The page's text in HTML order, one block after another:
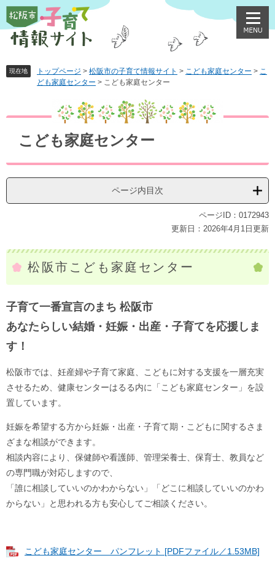
ペ
ジ
メ
ュ
現在地 トップページ > 松阪市の子育て情報サイト > こども家庭センター > こ
ども家庭センター > こども家庭センター
文
こども家庭センター
ページ内目次
ページID：0172943
更新日：2026年4月1日更新
松阪市こども家庭センター
子育て一番宣言のまち 松阪市
あなたらしい結婚・妊娠・出産・子育てを応援しま
す！
松阪市では、妊産婦や子育て家庭、こどもに対する支援を一層充実
させるため、健康センターはるる内に「こども家庭センター」を設
置しています。
妊娠を希望する方から妊娠・出産・子育て期・こどもに関するさま
ざまな相談ができます。
相談内容により、保健師や看護師、管理栄養士、保育士、教員など
の専門職が対応しますので、
「誰に相談していいのかわからない」「どこに相談していいのかわ
からない」と思われる方も安心してご相談ください。
こども家庭センター パンフレット [PDFファイル／1.53MB]